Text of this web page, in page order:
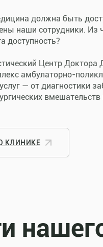
должна быть
наши сотрудники. Из
доступность?
Центр Доктора
амбулаторно-
— от диагностики
вмешательств
КЛИНИКЕ